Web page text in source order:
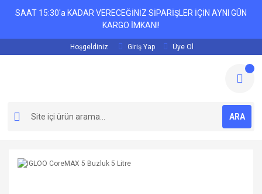
SAAT 15:30'a KADAR VERECEĞİNİZ SİPARİŞLER İÇİN AYNI GÜN
KARGO İMKANI!
Hoşgeldiniz Giriş Yap Üye Ol
ARA